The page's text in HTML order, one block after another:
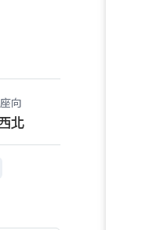
座向
北